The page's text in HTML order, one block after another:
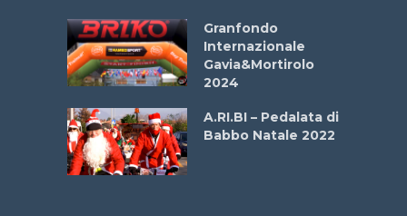
Granfondo
Internazionale
Gavia&Mortirolo
2024
A.RI.BI – Pedalata di
Babbo Natale 2022